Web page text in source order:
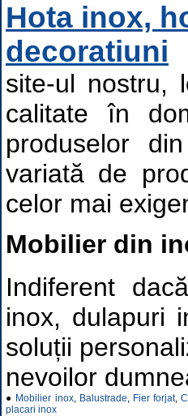
Hota inox,
decoratiuni
site-ul nostru,
calitate în
produselor
variată de
celor mai
Mobilier din
Indiferent
inox, dulapuri
soluții
nevoilor
● Mobilier inox, Balustrade, Fier forjat,
placari inox